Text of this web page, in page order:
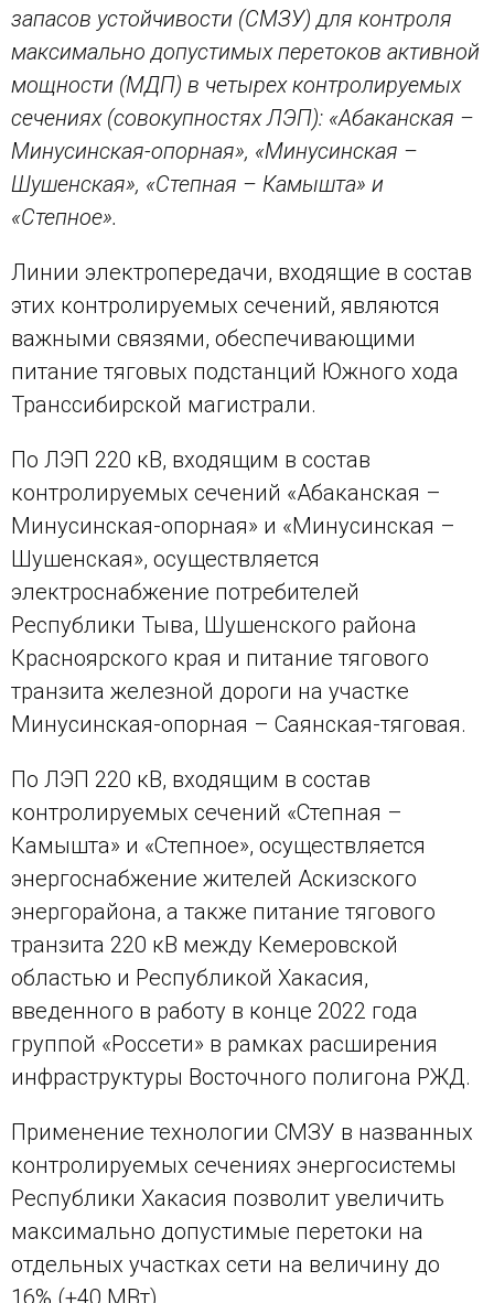
запасов устойчивости (СМЗУ) для контроля
максимально допустимых перетоков активной
мощности (МДП) в четырех контролируемых
сечениях (совокупностях ЛЭП): «Абаканская –
Минусинская-опорная», «Минусинская –
Шушенская», «Степная – Камышта» и
«Степное».
Линии электропередачи, входящие в состав
этих контролируемых сечений, являются
важными связями, обеспечивающими
питание тяговых подстанций Южного хода
Транссибирской магистрали.
По ЛЭП 220 кВ, входящим в состав
контролируемых сечений «Абаканская –
Минусинская-опорная» и «Минусинская –
Шушенская», осуществляется
электроснабжение потребителей
Республики Тыва, Шушенского района
Красноярского края и питание тягового
транзита железной дороги на участке
Минусинская-опорная – Саянская-тяговая.
По ЛЭП 220 кВ, входящим в состав
контролируемых сечений «Степная –
Камышта» и «Степное», осуществляется
энергоснабжение жителей Аскизского
энергорайона, а также питание тягового
транзита 220 кВ между Кемеровской
областью и Республикой Хакасия,
введенного в работу в конце 2022 года
группой «Россети» в рамках расширения
инфраструктуры Восточного полигона РЖД.
Применение технологии СМЗУ в названных
контролируемых сечениях энергосистемы
Республики Хакасия позволит увеличить
максимально допустимые перетоки на
отдельных участках сети на величину до
16% (+40 МВт).